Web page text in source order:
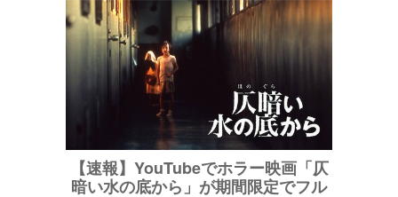
【速報】YouTubeでホラー映画「仄
暗い水の底から」が期間限定でフル